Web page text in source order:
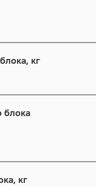
кг
блока
кг